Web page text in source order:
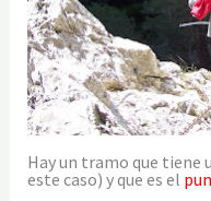
Hay un tramo que tiene
este caso) y que es el